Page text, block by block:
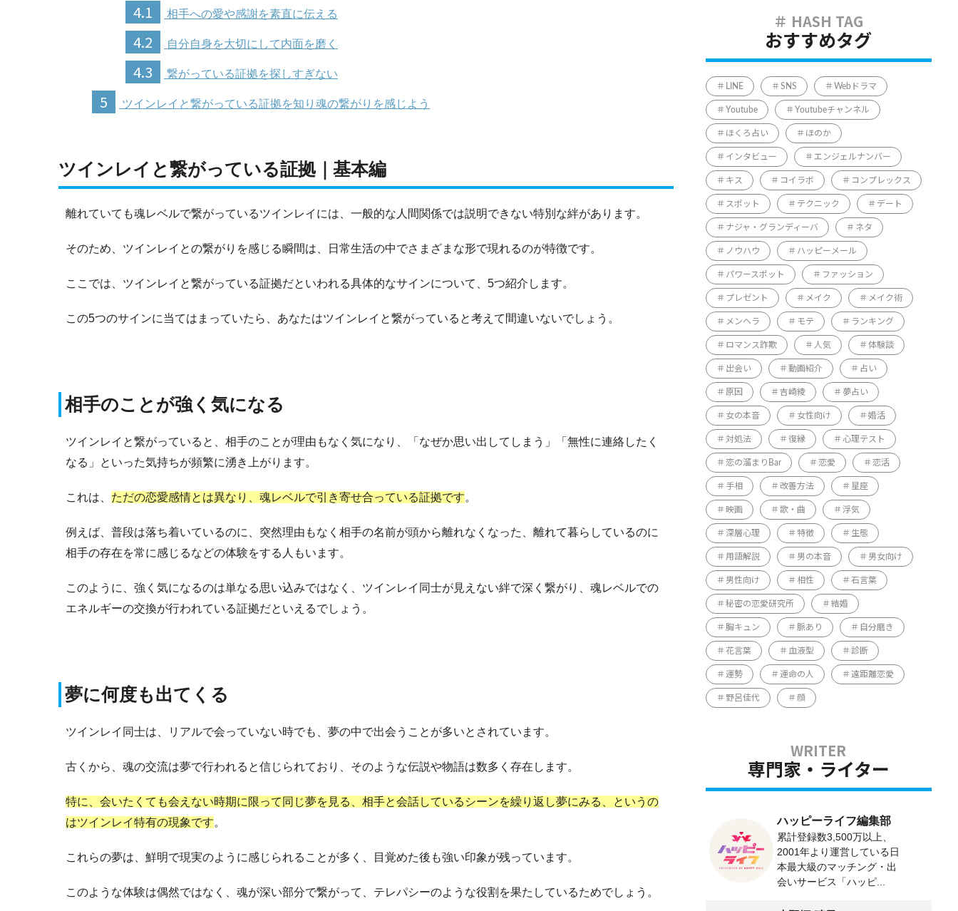
4.1 相手への愛や感謝を素直に伝える
4.2 自分自身を大切にして内面を磨く
4.3 繋がっている証拠を探しすぎない
5 ツインレイと繋がっている証拠を知り魂の繋がりを感じよう
ツインレイと繋がっている証拠｜基本編
離れていても魂レベルで繋がっているツインレイには、一般的な人間関係では説明できない特別な絆があります。
そのため、ツインレイとの繋がりを感じる瞬間は、日常生活の中でさまざまな形で現れるのが特徴です。
ここでは、ツインレイと繋がっている証拠だといわれる具体的なサインについて、5つ紹介します。
この5つのサインに当てはまっていたら、あなたはツインレイと繋がっていると考えて間違いないでしょう。
相手のことが強く気になる
ツインレイと繋がっていると、相手のことが理由もなく気になり、「なぜか思い出してしまう」「無性に連絡したく
なる」といった気持ちが頻繁に湧き上がります。
これは、 ただの恋愛感情とは異なり、魂レベルで引き寄せ合っている証拠です。
例えば、普段は落ち着いているのに、突然理由もなく相手の名前が頭から離れなくなった、離れて暮らしているのに
相手の存在を常に感じるなどの体験をする人もいます。
このように、強く気になるのは単なる思い込みではなく、ツインレイ同士が見えない絆で深く繋がり、魂レベルでの
エネルギーの交換が行われている証拠だといえるでしょう。
夢に何度も出てくる
ツインレイ同士は、リアルで会っていない時でも、夢の中で出会うことが多いとされています。
古くから、魂の交流は夢で行われると信じられており、そのような伝説や物語は数多く存在します。
特に、会いたくても会えない時期に限って同じ夢を見る、相手と会話しているシーンを繰り返し夢にみる、というの
はツインレイ特有の現象です。
これらの夢は、鮮明で現実のように感じられることが多く、目覚めた後も強い印象が残っています。
このような体験は偶然ではなく、魂が深い部分で繋がって、テレパシーのような役割を果たしているためでしょう。
おすすめタグ
LINE SNS Webドラマ
Youtube Youtubeチャンネル
ほくろ占い ほのか
インタビュー エンジェルナンバー
キス コイラボ コンプレックス
スポット テクニック デート
ナジャ・グランディーバ ネタ
ノウハウ ハッピーメール
パワースポット ファッション
プレゼント メイク メイク術
メンヘラ モテ ランキング
ロマンス詐欺 人気 体験談
出会い 動画紹介 占い
原因 吉崎綾 夢占い
女の本音 女性向け 婚活
対処法 復縁 心理テスト
恋の溜まりBar 恋愛 恋活
手相 改善方法 星座
映画 歌・曲 浮気
深層心理 特徴 生態
用語解説 男の本音 男女向け
男性向け 相性 石言葉
秘密の恋愛研究所 結婚
胸キュン 脈あり 自分磨き
花言葉 血液型 診断
運勢 運命の人 遠距離恋愛
野呂佳代 顔
専門家・ライター
ハッピーライフ編集部
累計登録数3,500万以上、
2001年より運営している日
本最大級のマッチング・出
会いサービス「ハッピ...